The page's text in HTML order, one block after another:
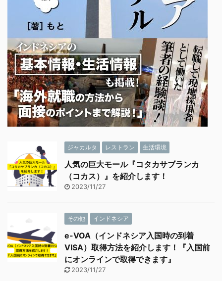
ジャカルタ レストラン 生活環境
人気の巨大モール『コタカサブランカ
（コカス）』を紹介します！
2023/11/27
その他 インドネシア
e-VOA（インドネシア入国時の到着
VISA）取得方法を紹介します！『入国前
にオンラインで取得できます』
2023/11/27